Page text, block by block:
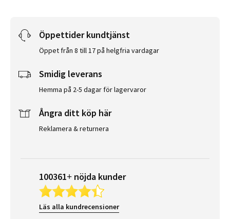
Öppettider kundtjänst
Öppet från 8 till 17 på helgfria vardagar
Smidig leverans
Hemma på 2-5 dagar för lagervaror
Ångra ditt köp här
Reklamera & returnera
100361+ nöjda kunder
Läs alla kundrecensioner